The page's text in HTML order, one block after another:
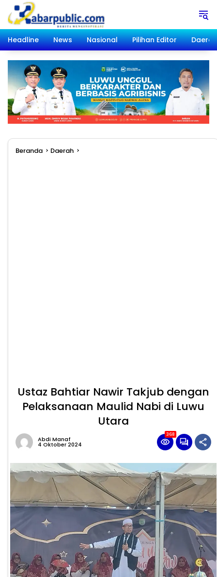
Langsung
konten
Headline
News Nasional Pilihan Editor Daerah
Beranda Daerah
Ustaz Bahtiar Nawir Takjub dengan
Pelaksanaan Maulid Nabi di Luwu
Utara
Abdi Manaf
4 Oktober 2024
368